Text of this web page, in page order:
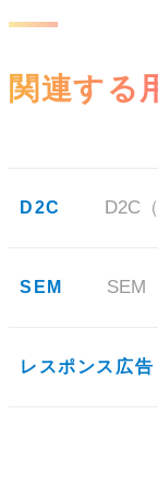
関連する
D2C
SEM
レスポンス広告